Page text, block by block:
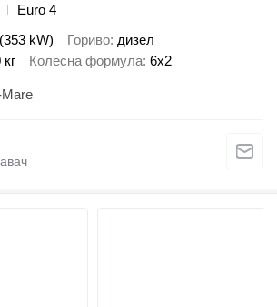
Euro 4
kW) Гориво дизел
Колесна формула 6x2